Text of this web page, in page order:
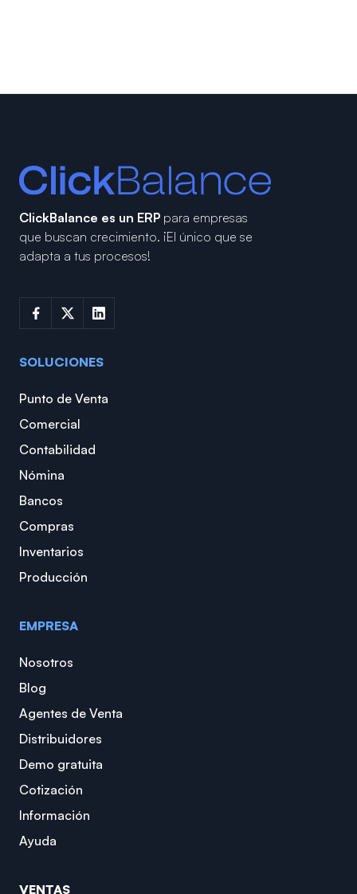
ClickBalance es un ERP para empresas
que buscan crecimiento. ¡El único que se
adapta a tus procesos!
SOLUCIONES
Punto de Venta
Comercial
Contabilidad
Nómina
Bancos
Compras
Inventarios
Producción
EMPRESA
Nosotros
Blog
Agentes de Venta
Distribuidores
Demo gratuita
Cotización
Información
Ayuda
VENTAS